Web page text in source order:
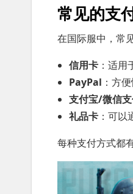
常见的支
在国际服中，常
信用卡 ：适用
PayPal ：方
支付宝/微信
礼品卡 ：可以
每种支付方式都